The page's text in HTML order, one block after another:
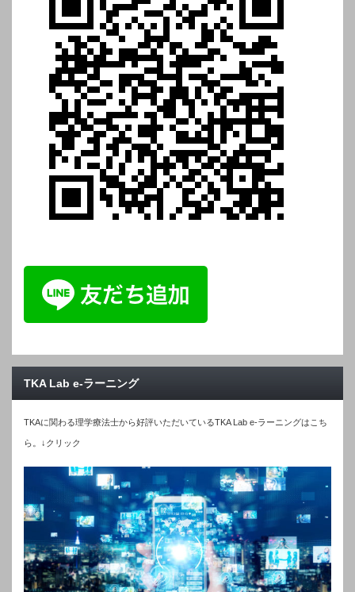
TKA Lab e-ラーニング
TKAに関わる理学療法士から好評いただいているTKA Lab e-ラーニングはこち
ら。↓クリック